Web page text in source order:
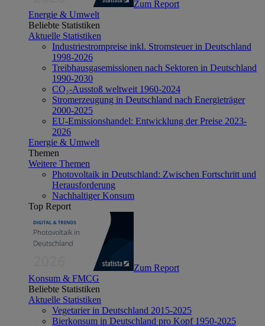
Zum Report
Energie & Umwelt
Beliebte Statistiken
Aktuelle Statistiken
Industriestrompreise inkl. Stromsteuer in Deutschland
1998-2026
Treibhausgasemissionen nach Sektoren in Deutschland
1990-2030
CO₂-Ausstoß weltweit 1960-2024
Stromerzeugung in Deutschland nach Energieträger
2000-2025
EU-Emissionshandel: Entwicklung der Preise 2023-
2026
Energie & Umwelt
Themen
Weitere Themen
Photovoltaik in Deutschland: Zwischen Fortschritt und
Herausforderung
Nachhaltiger Konsum
Top Report
Zum Report
Konsum & FMCG
Beliebte Statistiken
Aktuelle Statistiken
Vegetarier in Deutschland 2015-2025
Bierkonsum in Deutschland pro Kopf 1950-2025